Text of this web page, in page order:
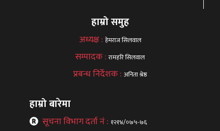
हाम्रो समुह
अध्यक्ष : हेमराज सिलवाल
सम्पादक :रामहरि सिलवाल
प्रबन्ध निर्देशक : अनिता श्रेष्ठ
हाम्रो बारेमा
सूचना विभाग दर्ता नं : १२१४/०७५-७६